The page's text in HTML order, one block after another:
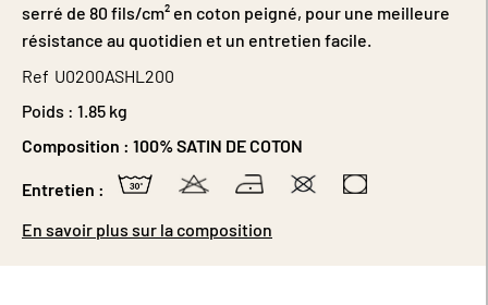
serré de 80 fils/cm² en coton peigné, pour une meilleure
résistance au quotidien et un entretien facile.
Ref U0200ASHL200
Poids : 1.85 kg
Composition : 100% SATIN DE COTON
Entretien :
En savoir plus sur la composition